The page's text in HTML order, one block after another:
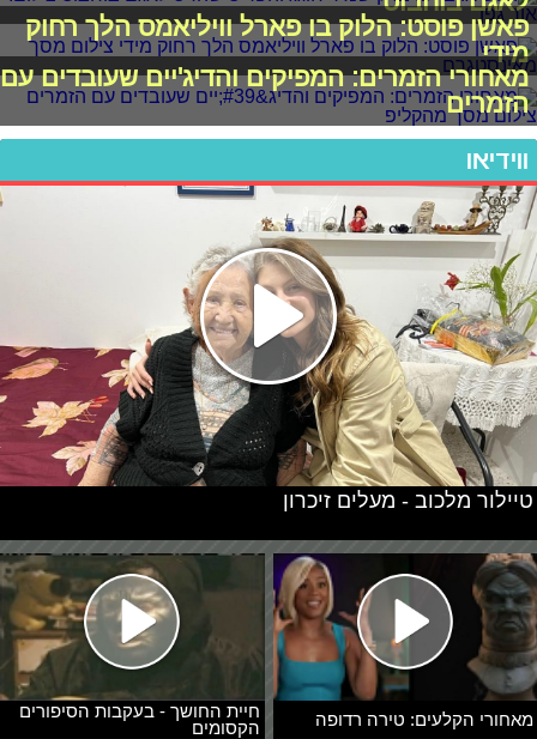
פאשן פוסט: הלוק בו פארל וויליאמס הלך רחוק
מידי
מאחורי הזמרים: המפיקים והדיג'יים שעובדים עם
הזמרים
ווידיאו
מאחורי הקלעים: טירה רדופה
חיית החושך - בעקבות הסיפורים
הקסומים
טיילור מלכוב - מעלים זיכרון